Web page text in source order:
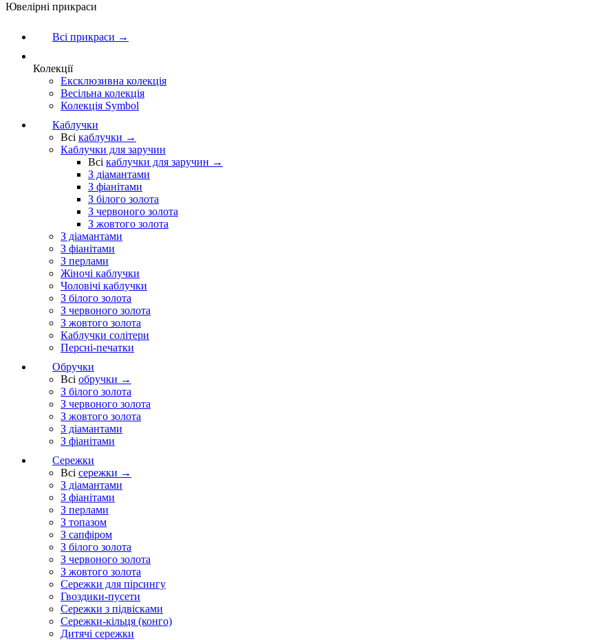
Ювелірні прикраси
Всі прикраси →
Колекції
Ексклюзивна колекція
Весільна колекція
Колекція Symbol
Каблучки
Всі каблучки →
Каблучки для заручин
Всі каблучки для заручин →
З діамантами
З фіанітами
З білого золота
З червоного золота
З жовтого золота
З діамантами
З фіанітами
З перлами
Жіночі каблучки
Чоловічі каблучки
З білого золота
З червоного золота
З жовтого золота
Каблучки солітери
Персні-печатки
Обручки
Всі обручки →
З білого золота
З червоного золота
З жовтого золота
З діамантами
З фіанітами
Сережки
Всі сережки →
З діамантами
З фіанітами
З перлами
З топазом
З сапфіром
З білого золота
З червоного золота
З жовтого золота
Сережки для пірсингу
Гвоздики-пусети
Сережки з підвісками
Сережки-кільця (конго)
Дитячі сережки